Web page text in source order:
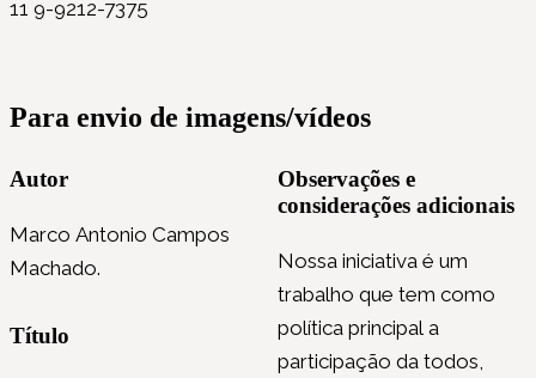
11 9-9212-7375
Para envio de imagens/vídeos
Autor
Marco Antonio Campos
Machado.
Título
Observações e
considerações adicionais
Nossa iniciativa é um
trabalho que tem como
política principal a
participação da todos,